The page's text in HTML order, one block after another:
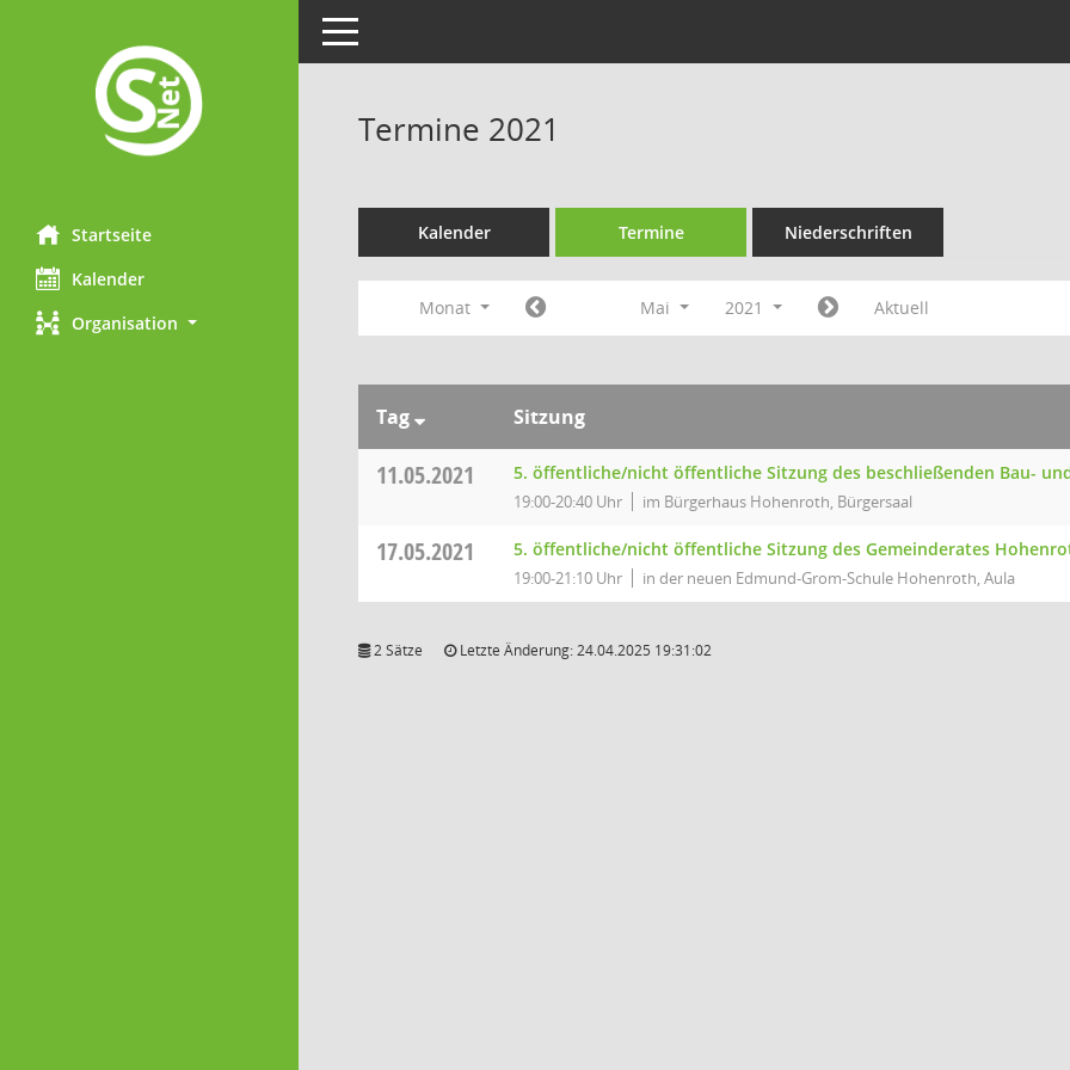
Startseite
Kalender
Organisation
Toggle navigation
Termine 2021
Kalender Termine Niederschriften
Monat Mai 2021 Aktuell
Tag Sitzung
11.05.2021 5. öffentliche/nicht öffentliche Sitzung des beschließenden Bau-
19:00-20:40 Uhr im Bürgerhaus Hohenroth, Bürgersaal
17.05.2021 5. öffentliche/nicht öffentliche Sitzung des Gemeinderates
19:00-21:10 Uhr in der neuen Edmund-Grom-Schule Hohenroth, Aula
2 Sätze Letzte Änderung: 24.04.2025 19:31:02